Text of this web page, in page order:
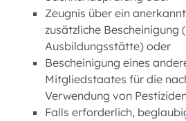
Zeugnis über ein
zusätzliche Bescheinigung
Ausbildungsstätte) oder
Bescheinigung eines
Mitgliedstaates für die
Verwendung von Pestiziden
Falls erforderlich,